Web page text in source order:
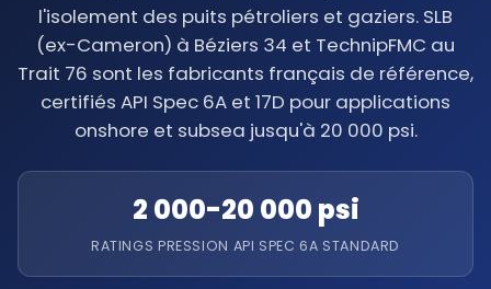
l'isolement des puits pétroliers et gaziers. SLB
(ex-Cameron) à Béziers 34 et TechnipFMC au
Trait 76 sont les fabricants français de référence,
certifiés API Spec 6A et 17D pour applications
onshore et subsea jusqu'à 20 000 psi.
2 000-20 000 psi
RATINGS PRESSION API SPEC 6A STANDARD